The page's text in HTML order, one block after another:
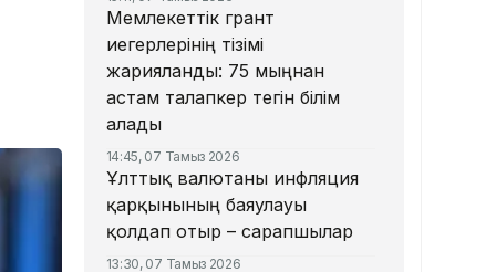
Мемлекеттік грант
иегерлерінің тізімі
жарияланды: 75 мыңнан
астам талапкер тегін білім
алады
14:45, 07 Тамыз 2026
Ұлттық валютаны инфляция
қарқынының баяулауы
қолдап отыр – сарапшылар
13:30, 07 Тамыз 2026